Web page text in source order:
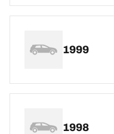
1999
1998